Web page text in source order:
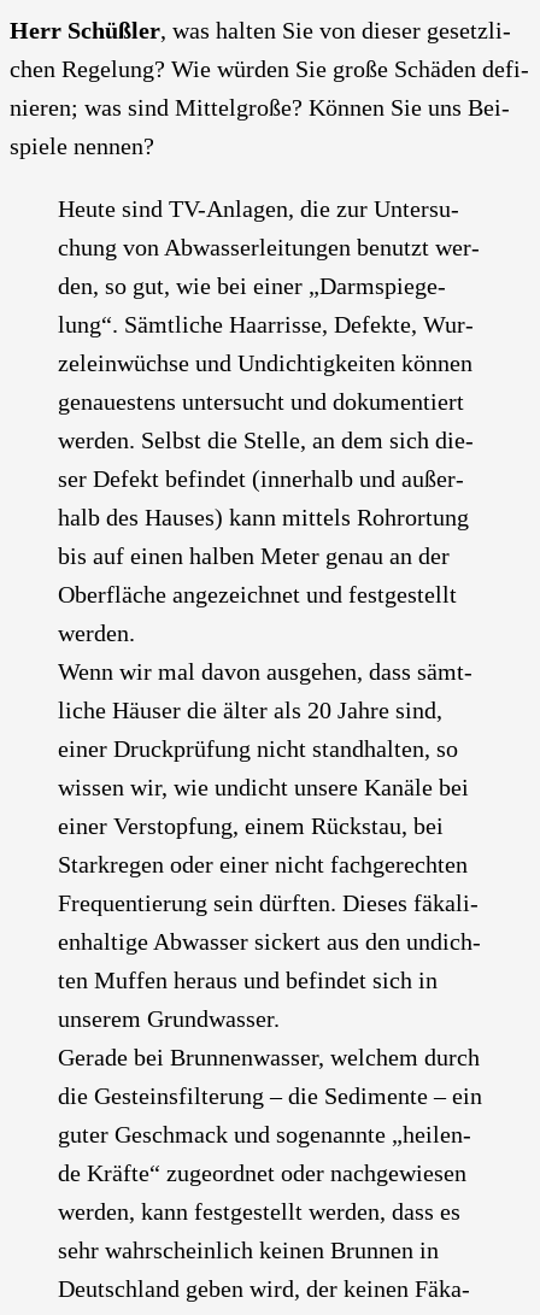
Herr Schüß­ler, was hal­ten Sie von die­ser gesetz­li­
chen Rege­lung? Wie wür­den Sie gro­ße Schä­den defi­
nie­ren; was sind Mit­tel­gro­ße? Kön­nen Sie uns Bei­
spie­le nen­nen?
Heu­te sind TV-Anla­gen, die zur Unter­su­
chung von Abwas­ser­lei­tun­gen benutzt wer­
den, so gut, wie bei einer „Darm­spie­ge­
lung“. Sämt­li­che Haar­ris­se, Defek­te, Wur­
ze­lein­wüch­se und Undich­tig­kei­ten kön­nen
genau­es­tens unter­sucht und doku­men­tiert
wer­den. Selbst die Stel­le, an dem sich die­
ser Defekt befin­det (inner­halb und außer­
halb des Hau­ses) kann mit­tels Rohr­or­tung
bis auf einen hal­ben Meter genau an der
Ober­flä­che ange­zeich­net und fest­ge­stellt
wer­den.
Wenn wir mal davon aus­ge­hen, dass sämt­
li­che Häu­ser die älter als 20 Jah­re sind,
einer Druck­prü­fung nicht stand­hal­ten, so
wis­sen wir, wie undicht unse­re Kanä­le bei
einer Ver­stop­fung, einem Rück­stau, bei
Stark­re­gen oder einer nicht fach­ge­rech­ten
Fre­quen­tie­rung sein dürf­ten. Die­ses fäka­li­
en­hal­ti­ge Abwas­ser sickert aus den undich­
ten Muf­fen her­aus und befin­det sich in
unse­rem Grund­was­ser.
Gera­de bei Brun­nen­was­ser, wel­chem durch
die Gesteins­fil­te­rung – die Sedi­men­te – ein
guter Geschmack und soge­nann­te „hei­len­
de Kräf­te“ zuge­ord­net oder nach­ge­wie­sen
wer­den, kann fest­ge­stellt wer­den, dass es
sehr wahr­schein­lich kei­nen Brun­nen in
Deutsch­land geben wird, der kei­nen Fäka­